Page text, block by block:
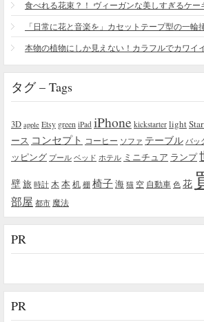
食べれる花束？！ ヴィーガンな美しすぎるケー
タグ – Tags
3D apple Etsy green iPad iPhone kickstarter light
ース コンセプト コーヒー ソファ テーブル バッ
ッピング プール ベッド ホテル ミニチュア ランプ
壁旅 時計 木本机 棚 椅子海 猫 空 自動車 色 花
部屋 都市 魔法
PR
PR